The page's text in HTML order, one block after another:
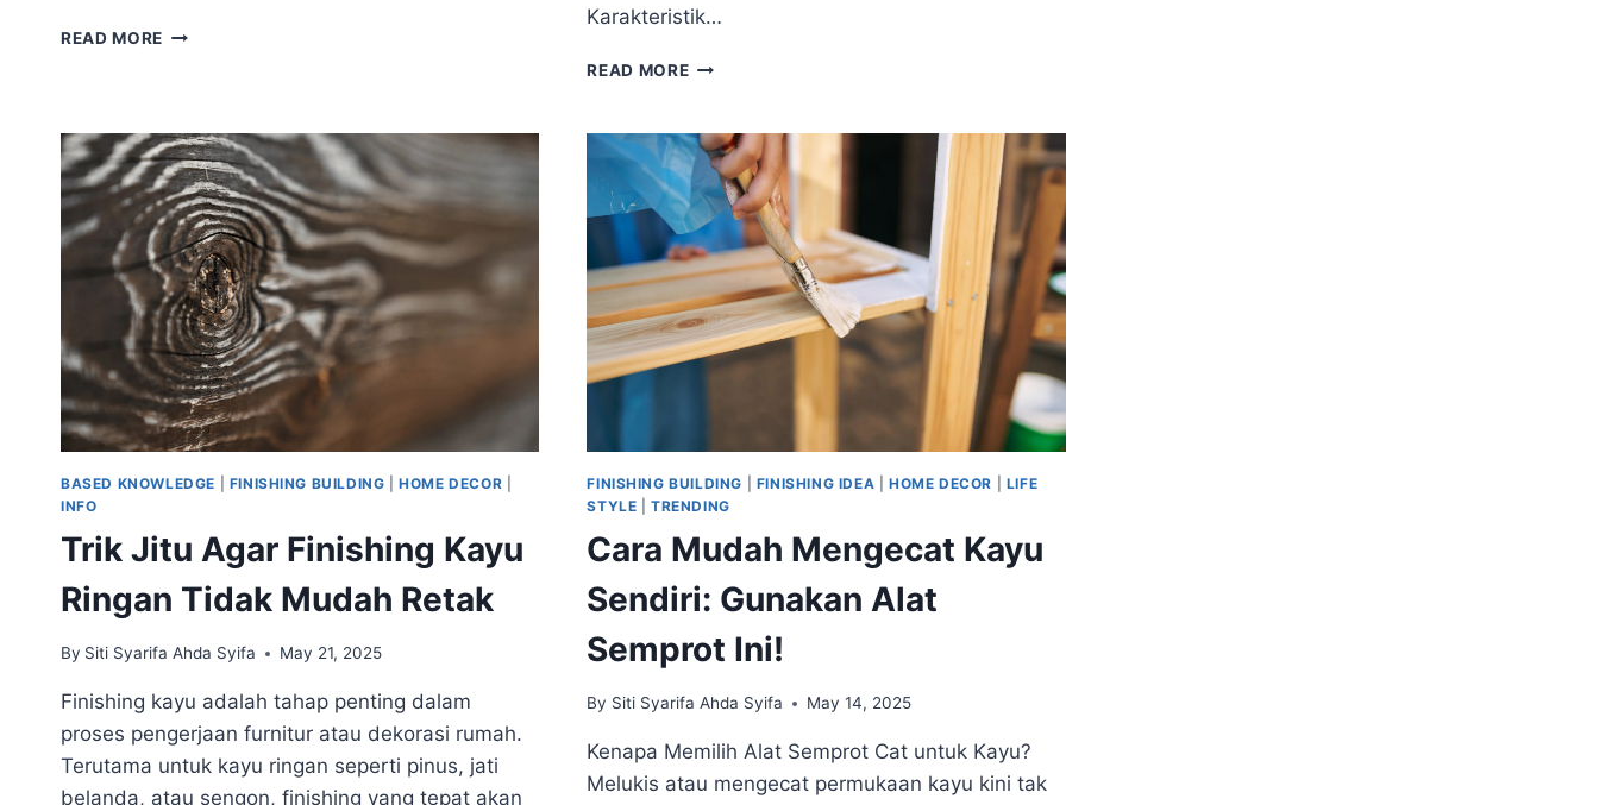
READ MORE CAT
|
SOLUSI
FINISHING
CEPAT
UNTUK
BISNIS
MEBEL
Karakteristik…
READ MORECAT
INDOOR
&
OUTDOOR
–
TAHAN
CUACA
RAMAH
LINGKUNGAN
BASED KNOWLEDGE FINISHING BUILDING |HOME DECOR
INFO
Trik Jitu Agar Finishing Kayu
Ringan Tidak Mudah Retak
By Siti Syarifa Ahda Syifa May 21, 2025
Finishing kayu adalah tahap penting dalam
proses pengerjaan furnitur atau dekorasi rumah.
Terutama untuk kayu ringan seperti pinus, jati
belanda, atau sengon, finishing yang tepat akan
FINISHING BUILDING FINISHING IDEA HOME DECOR
LIFE
STYLE |TRENDING
Cara Mudah Mengecat Kayu
Sendiri: Gunakan Alat
Semprot Ini!
By Siti Syarifa Ahda Syifa May 14, 2025
Kenapa Memilih Alat Semprot Cat untuk Kayu?
Melukis atau mengecat permukaan kayu kini tak